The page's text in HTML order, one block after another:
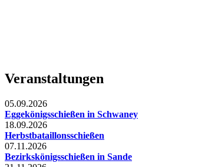
Veranstaltungen
05.09.2026
Eggekönigsschießen in Schwaney
18.09.2026
Herbstbataillonsschießen
07.11.2026
Bezirkskönigsschießen in Sande